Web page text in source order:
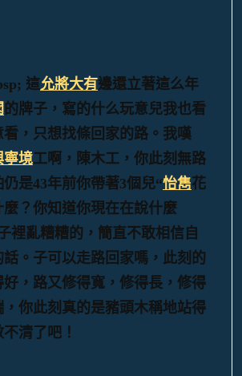
這允將大有邊還立著這么年
的牌子，寫的什么玩意兒我也看
，只想找條回家的路。我嘆
寧境工啊，陳木工，你此刻無路
是43年前你帶著3個兒“怡雋花
？你知道你現在在說什麼
裡亂糟糟的，簡直不敢相信自
話。子可以走路回家嗎，此刻的
好，路又修得寬，修得長，修得
，你此刻真的是豬頭木稱地站得
清了吧！